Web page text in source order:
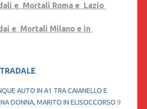
e Mortali Roma e Lazio
e Mortali Milano e in
AUTO IN A1 TRA CAIANELLO E
DONNA, MARITO IN ELISOCCORSO 9